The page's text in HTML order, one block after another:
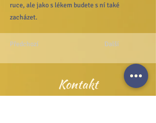
ruce, ale jako s lékem budete s ní také
zacházet.
Předchozí Další
Kontakt